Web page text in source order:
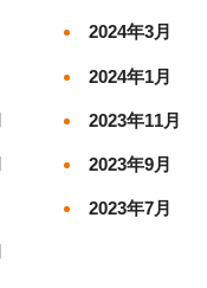
2024年3月
2024年1月
2023年11月
2023年9月
2023年7月